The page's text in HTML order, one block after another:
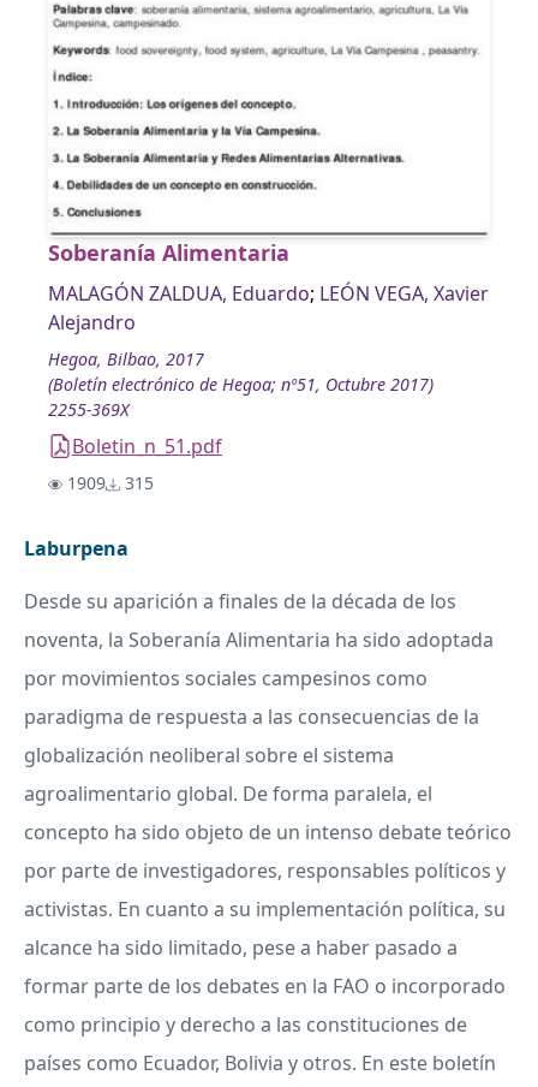
Soberanía Alimentaria
MALAGÓN ZALDUA, Eduardo; LEÓN VEGA, Xavier
Alejandro
Hegoa, Bilbao, 2017
(Boletín electrónico de Hegoa; nº51, Octubre 2017)
2255-369X
Boletin_n_51.pdf
1909 315
Laburpena
Desde su aparición a finales de la década de los
noventa, la Soberanía Alimentaria ha sido adoptada
por movimientos sociales campesinos como
paradigma de respuesta a las consecuencias de la
globalización neoliberal sobre el sistema
agroalimentario global. De forma paralela, el
concepto ha sido objeto de un intenso debate teórico
por parte de investigadores, responsables políticos y
activistas. En cuanto a su implementación política, su
alcance ha sido limitado, pese a haber pasado a
formar parte de los debates en la FAO o incorporado
como principio y derecho a las constituciones de
países como Ecuador, Bolivia y otros. En este boletín